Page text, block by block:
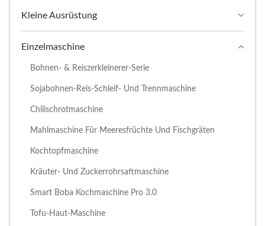
Kleine Ausrüstung
Einzelmaschine
Bohnen- & Reiszerkleinerer-Serie
Sojabohnen-Reis-Schleif- Und Trennmaschine
Chilischrotmaschine
Mahlmaschine Für Meeresfrüchte Und Fischgräten
Kochtopfmaschine
Kräuter- Und Zuckerrohrsaftmaschine
Smart Boba Kochmaschine Pro 3.0
Tofu-Haut-Maschine